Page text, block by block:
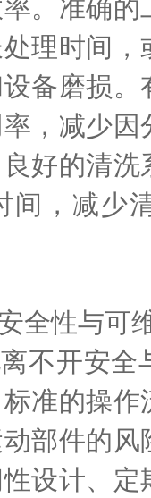
。准确
理时间
备磨损
，减少
好的清
间，减少
性与可
开安全
准的操
部件的
设计、